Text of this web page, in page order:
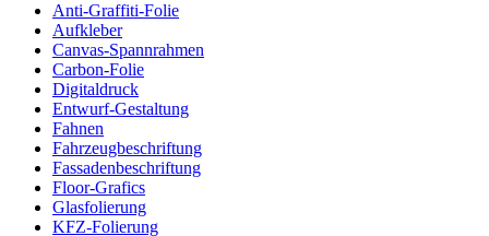
Anti-Graffiti-Folie
Aufkleber
Canvas-Spannrahmen
Carbon-Folie
Digitaldruck
Entwurf-Gestaltung
Fahnen
Fahrzeugbeschriftung
Fassadenbeschriftung
Floor-Grafics
Glasfolierung
KFZ-Folierung